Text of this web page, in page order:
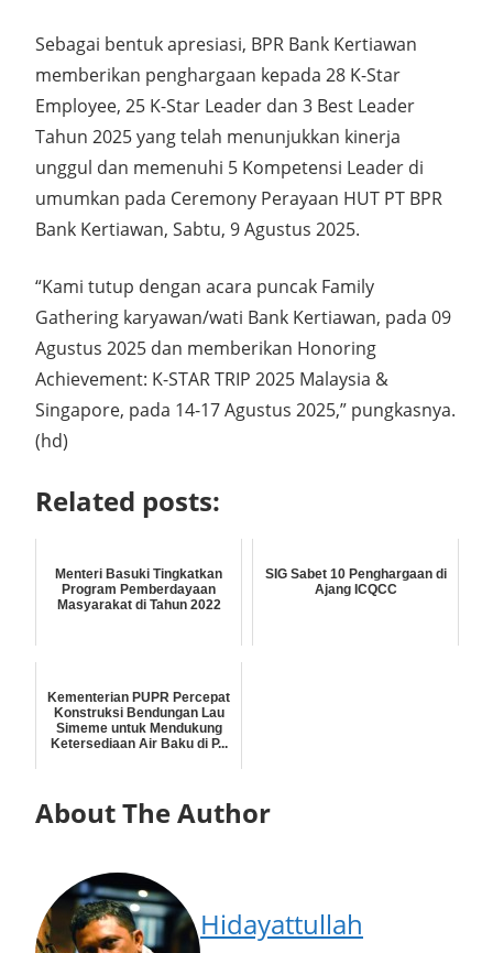
Sebagai bentuk apresiasi, BPR Bank Kertiawan
memberikan penghargaan kepada 28 K-Star
Employee, 25 K-Star Leader dan 3 Best Leader
Tahun 2025 yang telah menunjukkan kinerja
unggul dan memenuhi 5 Kompetensi Leader di
umumkan pada Ceremony Perayaan HUT PT BPR
Bank Kertiawan, Sabtu, 9 Agustus 2025.
“Kami tutup dengan acara puncak Family
Gathering karyawan/wati Bank Kertiawan, pada 09
Agustus 2025 dan memberikan Honoring
Achievement: K-STAR TRIP 2025 Malaysia &
Singapore, pada 14-17 Agustus 2025,” pungkasnya.
(hd)
Related posts:
Menteri Basuki Tingkatkan
Program Pemberdayaan
Masyarakat di Tahun 2022
SIG Sabet 10 Penghargaan di
Ajang ICQCC
Kementerian PUPR Percepat
Konstruksi Bendungan Lau
Simeme untuk Mendukung
Ketersediaan Air Baku di P...
About The Author
Hidayattullah